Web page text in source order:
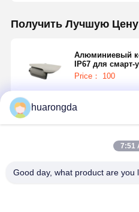
Получить Лучшую
Алюминиевый
IP67 для смарт-
Price： 100
huarongda
7:51
Good day, what product are you